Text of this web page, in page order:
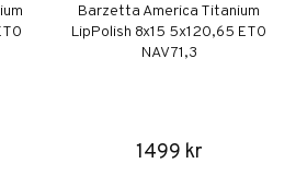
Barzetta America Titanium
LipPolish 8x15 5x120,65 ET0
NAV 71,3
1499 kr